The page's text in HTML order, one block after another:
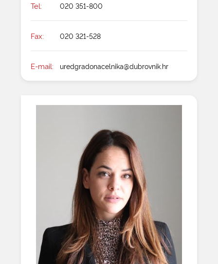
Tel: 020 351-800
Fax: 020 321-528
E-mail: uredgradonacelnika@dubrovnik.hr